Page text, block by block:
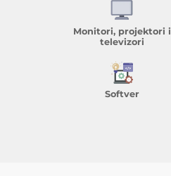
Monitori, projektori i
televizori
Softver